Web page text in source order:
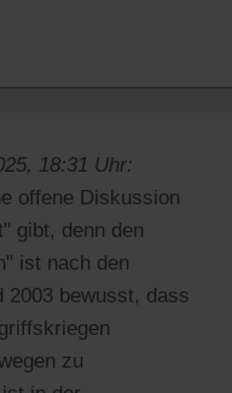
18:31 Uhr:
offene Diskussion
gibt, denn den
ist nach den
2003 bewusst, dass
zu